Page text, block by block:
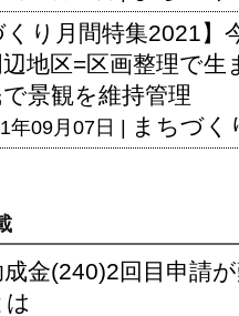
くり月間特集2021】
地区=区画整理で生
景観を維持管理
年09月07日 | まちづく
金(240)2回目申請